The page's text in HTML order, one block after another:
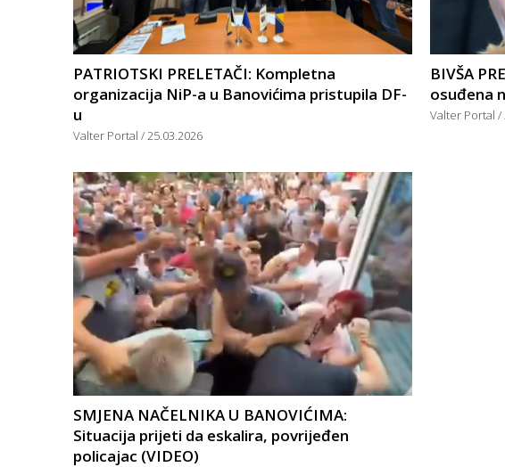
PATRIOTSKI PRELETAČI: Kompletna
organizacija NiP-a u Banovićima pristupila DF-
u
Valter Portal 25.03.2026
BIVŠA
osuđena
Valter Portal
SMJENA NAČELNIKA U BANOVIĆIMA:
Situacija prijeti da eskalira, povrijeđen
policajac (VIDEO)